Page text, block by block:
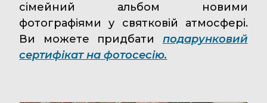
сімейний альбом новими
фотографіями у святковій атмосфері.
Ви можете придбати подарунковий
сертифікат на фотосесію.